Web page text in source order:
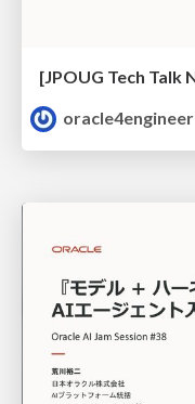
oracle4engineer